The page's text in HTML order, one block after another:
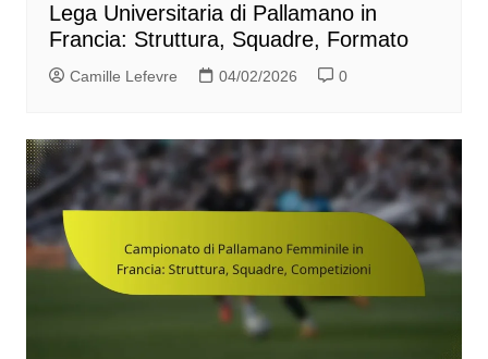
Lega Universitaria di Pallamano in
Francia: Struttura, Squadre, Formato
Camille Lefevre 04/02/2026 0